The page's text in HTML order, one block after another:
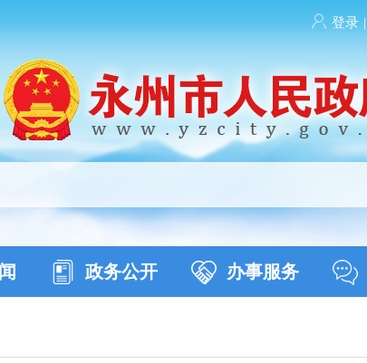
登录 |
政务公开 办事服务